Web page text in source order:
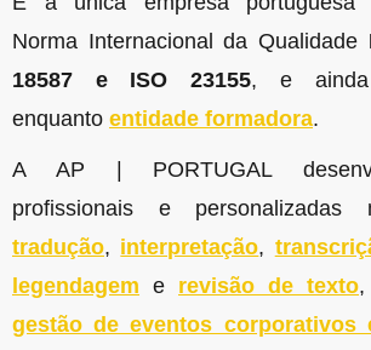
Norma Internacional da Qualidade
18587 e ISO 23155, e ainda
enquanto entidade formadora.
A AP | PORTUGAL
profissionais e
tradução, interpretação,
legendagem e revisão de texto,
gestão de eventos corporativos